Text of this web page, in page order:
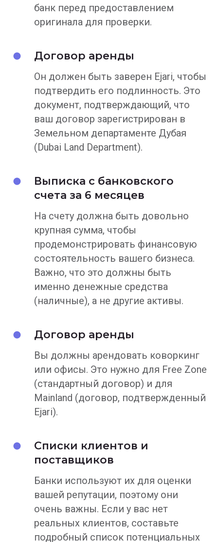
банк перед предоставлением
оригинала для проверки.
Договор аренды
Он должен быть заверен Ejari, чтобы
подтвердить его подлинность. Это
документ, подтверждающий, что
ваш договор зарегистрирован в
Земельном департаменте Дубая
(Dubai Land Department).
Выписка с банковского
счета за 6 месяцев
На счету должна быть довольно
крупная сумма, чтобы
продемонстрировать финансовую
состоятельность вашего бизнеса.
Важно, что это должны быть
именно денежные средства
(наличные), а не другие активы.
Договор аренды
Вы должны арендовать коворкинг
или офисы. Это нужно для Free Zone
(стандартный договор) и для
Mainland (договор, подтвержденный
Ejari).
Списки клиентов и
поставщиков
Банки используют их для оценки
вашей репутации, поэтому они
очень важны. Если у вас нет
реальных клиентов, составьте
подробный список потенциальных